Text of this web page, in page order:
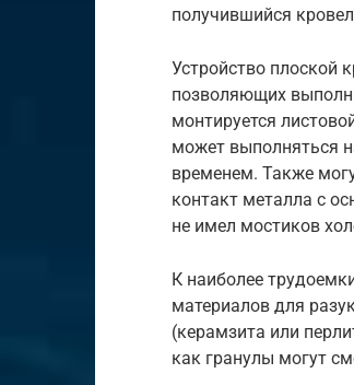
получившийся
Устройство плоской
позволяющих
монтируется
может выполняться
временем. Также
контакт металла с
не имел мостиков
К наиболее
материалов для
(керамзита или
как гранулы могут